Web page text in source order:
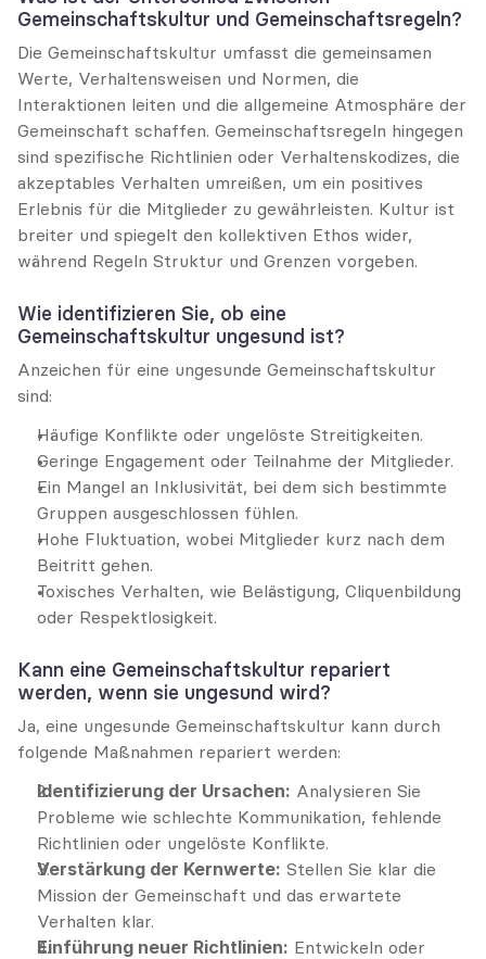
Gemeinschaftskultur und Gemeinschaftsregeln?
Die Gemeinschaftskultur umfasst die gemeinsamen
Werte, Verhaltensweisen und Normen, die
Interaktionen leiten und die allgemeine Atmosphäre der
Gemeinschaft schaffen. Gemeinschaftsregeln hingegen
sind spezifische Richtlinien oder Verhaltenskodizes, die
akzeptables Verhalten umreißen, um ein positives
Erlebnis für die Mitglieder zu gewährleisten. Kultur ist
breiter und spiegelt den kollektiven Ethos wider,
während Regeln Struktur und Grenzen vorgeben.
Wie identifizieren Sie, ob eine
Gemeinschaftskultur ungesund ist?
Anzeichen für eine ungesunde Gemeinschaftskultur
sind:
Häufige Konflikte oder ungelöste Streitigkeiten.
Geringe Engagement oder Teilnahme der Mitglieder.
Ein Mangel an Inklusivität, bei dem sich bestimmte
Gruppen ausgeschlossen fühlen.
Hohe Fluktuation, wobei Mitglieder kurz nach dem
Beitritt gehen.
Toxisches Verhalten, wie Belästigung, Cliquenbildung
oder Respektlosigkeit.
Kann eine Gemeinschaftskultur repariert
werden, wenn sie ungesund wird?
Ja, eine ungesunde Gemeinschaftskultur kann durch
folgende Maßnahmen repariert werden:
Identifizierung der Ursachen: Analysieren Sie
Probleme wie schlechte Kommunikation, fehlende
Richtlinien oder ungelöste Konflikte.
Verstärkung der Kernwerte: Stellen Sie klar die
Mission der Gemeinschaft und das erwartete
Verhalten klar.
Einführung neuer Richtlinien: Entwickeln oder